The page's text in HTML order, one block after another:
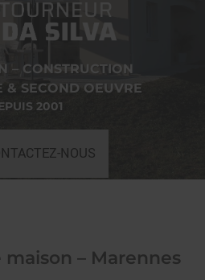
– CONSTRUCTION
SECOND OEUVRE
2001
NOUS
– Marennes